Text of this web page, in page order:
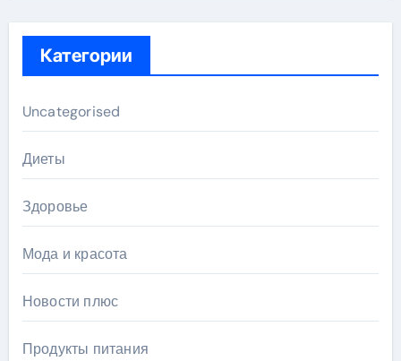
Категории
Uncategorised
Диеты
Здоровье
Мода и красота
Новости плюс
Продукты питания